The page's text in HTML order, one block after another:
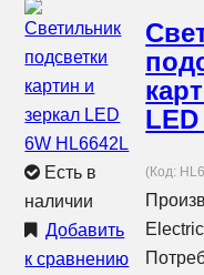
Есть в
наличии
Добавить
к сравнению
(Код:
Electric